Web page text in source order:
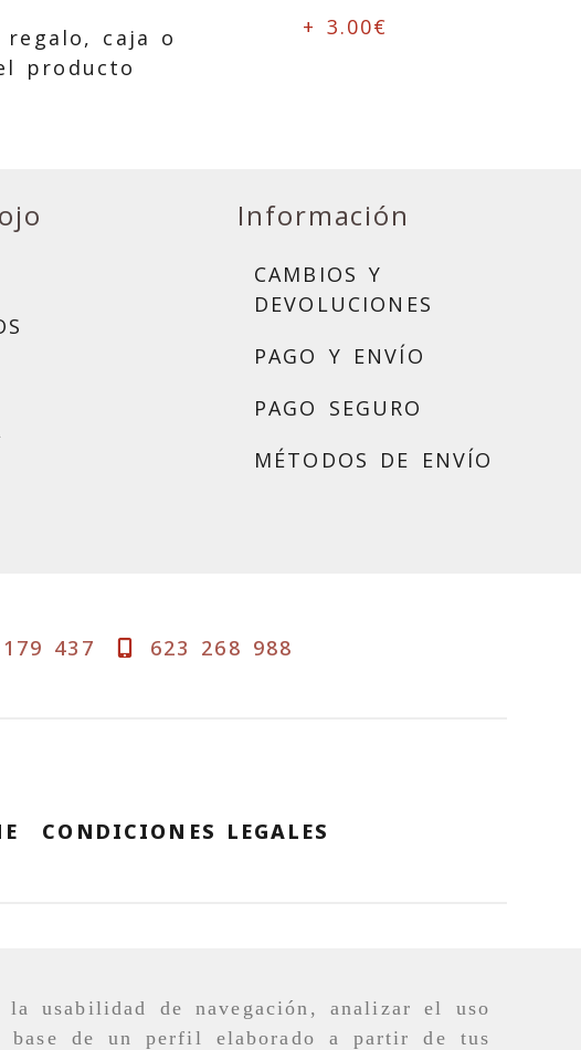
usabilidad de navegación, analizar el uso
base de un perfil elaborado a partir de tus
caja o
producto
+ 3.00€
Información
CAMBIOS Y
DEVOLUCIONES
PAGO Y ENVÍO
PAGO SEGURO
MÉTODOS DE ENVÍO
437 623 268 988
CONDICIONES LEGALES